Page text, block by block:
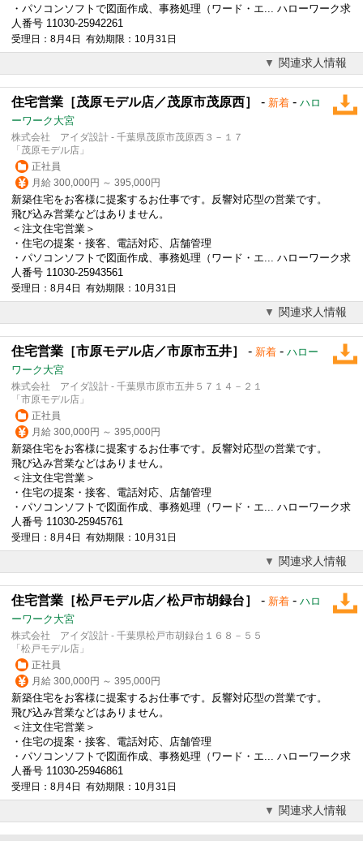
・パソコンソフトで図面作成、事務処理（ワード・エ... ハローワーク求
人番号 11030-25942261
受理日：8月4日 有効期限：10月31日
関連求人情報
住宅営業［茂原モデル店／茂原市茂原西］ - 新着 - ハロ
ーワーク大宮
株式会社 アイダ設計 - 千葉県茂原市茂原西３－１７
「茂原モデル店」
正社員
月給 300,000円 ～ 395,000円
新築住宅をお客様に提案するお仕事です。反響対応型の営業です。
飛び込み営業などはありません。
＜注文住宅営業 ＞
・住宅の提案・接客、電話対応、店舗管理
・パソコンソフトで図面作成、事務処理（ワード・エ... ハローワーク求
人番号 11030-25943561
受理日：8月4日 有効期限：10月31日
関連求人情報
住宅営業［市原モデル店／市原市五井］ - 新着 - ハロー
ワーク大宮
株式会社 アイダ設計 - 千葉県市原市五井５７１４－２１
「市原モデル店」
正社員
月給 300,000円 ～ 395,000円
新築住宅をお客様に提案するお仕事です。反響対応型の営業です。
飛び込み営業などはありません。
＜注文住宅営業 ＞
・住宅の提案・接客、電話対応、店舗管理
・パソコンソフトで図面作成、事務処理（ワード・エ... ハローワーク求
人番号 11030-25945761
受理日：8月4日 有効期限：10月31日
関連求人情報
住宅営業［松戸モデル店／松戸市胡録台］ - 新着 - ハロ
ーワーク大宮
株式会社 アイダ設計 - 千葉県松戸市胡録台１６８－５５
「松戸モデル店」
正社員
月給 300,000円 ～ 395,000円
新築住宅をお客様に提案するお仕事です。反響対応型の営業です。
飛び込み営業などはありません。
＜注文住宅営業 ＞
・住宅の提案・接客、電話対応、店舗管理
・パソコンソフトで図面作成、事務処理（ワード・エ... ハローワーク求
人番号 11030-25946861
受理日：8月4日 有効期限：10月31日
関連求人情報